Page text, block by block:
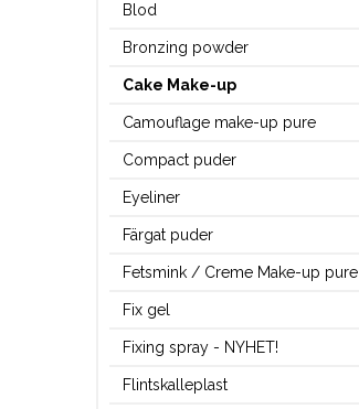
Blod
Bronzing powder
Cake Make-up
Camouflage make-up pure
Compact puder
Eyeliner
Färgat puder
Fetsmink / Creme Make-up pure
Fix gel
Fixing spray - NYHET!
Flintskalleplast